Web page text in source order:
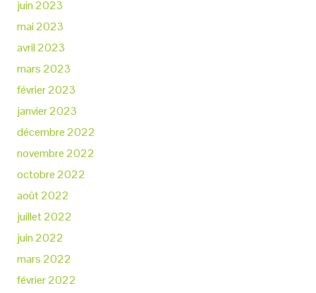
juin 2023
mai 2023
avril 2023
mars 2023
février 2023
janvier 2023
décembre 2022
novembre 2022
octobre 2022
août 2022
juillet 2022
juin 2022
mars 2022
février 2022